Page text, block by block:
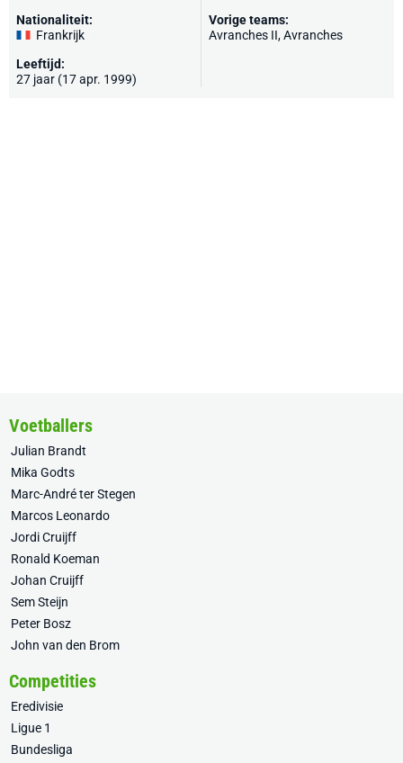
Nationaliteit:
Frankrijk
Leeftijd:
27 jaar (17 apr. 1999)
Vorige teams:
Avranches II,Avranches
Voetballers
Julian Brandt
Mika Godts
Marc-André ter Stegen
Marcos Leonardo
Jordi Cruijff
Ronald Koeman
Johan Cruijff
Sem Steijn
Peter Bosz
John van den Brom
Competities
Eredivisie
Ligue 1
Bundesliga